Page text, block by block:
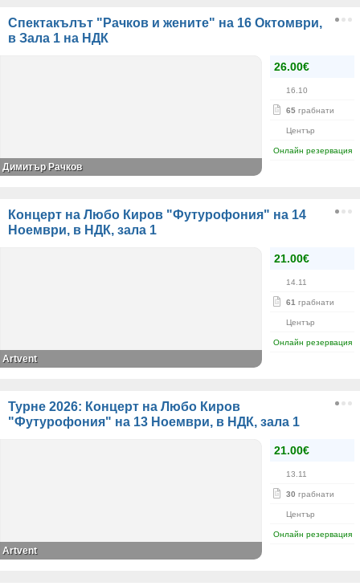
Спектакълът "Рачков и жените" на 16 Октомври,
в Зала 1 на НДК
26.00€
16.10
65 грабнати
Център
Онлайн резервация
Димитър Рачков
Концерт на Любо Киров "Футурофония" на 14
Ноември, в НДК, зала 1
21.00€
14.11
61 грабнати
Център
Онлайн резервация
Artvent
Турне 2026: Концерт на Любо Киров
"Футурофония" на 13 Ноември, в НДК, зала 1
21.00€
13.11
30 грабнати
Център
Онлайн резервация
Artvent